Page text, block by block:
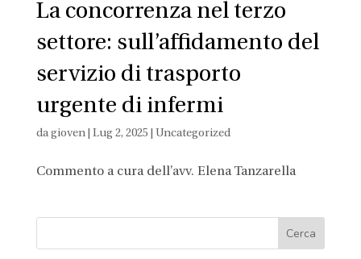
La concorrenza nel terzo
settore: sull’affidamento del
servizio di trasporto
urgente di infermi
dagioven| Lug 2, 2025 Uncategorized
Commento a cura dell’avv. Elena Tanzarella